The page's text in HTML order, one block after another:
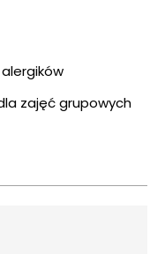
zajęć grupowych